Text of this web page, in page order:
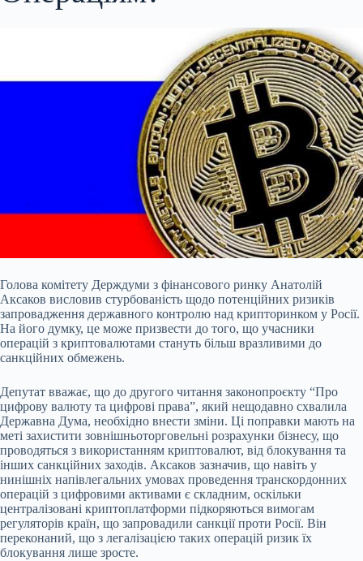
Голова комітету Держдуми з фінансового ринку Анатолій
Аксаков висловив стурбованість щодо потенційних ризиків
запровадження державного контролю над крипторинком у Росії.
На його думку, це може призвести до того, що учасники
операцій з криптовалютами стануть більш вразливими до
санкційних обмежень.
Депутат вважає, що до другого читання законопроєкту “Про
цифрову валюту та цифрові права”, який нещодавно схвалила
Державна Дума, необхідно внести зміни. Ці поправки мають на
меті захистити зовнішньоторговельні розрахунки бізнесу, що
проводяться з використанням криптовалют, від блокування та
інших санкційних заходів. Аксаков зазначив, що навіть у
нинішніх напівлегальних умовах проведення транскордонних
операцій з цифровими активами є складним, оскільки
централізовані криптоплатформи підкоряються вимогам
регуляторів країн, що запровадили санкції проти Росії. Він
переконаний, що з легалізацією таких операцій ризик їх
блокування лише зросте.